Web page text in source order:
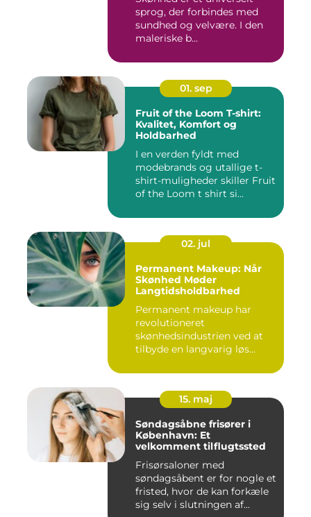
sprog, der forbindes med
sundhed og velvære. I den
maleriske b...
01. sep
Fruit of the Loom T-shirt:
Kvalitet, Komfort og
Holdbarhed
I en verden fyldt med
modebrands og utallige t-
shirt-muligheder skiller Fruit
of the Loom t shirt si...
02. jul
Permanent Makeup: Når
Skønhed Møder
Langtidsholdbarhed
Permanent makeup har
revolutioneret
skønhedsindustrien ved at
tilbyde en langvarig løs...
15. maj
Søndagsåbne frisører i
København: Et
velkomment tilflugtssted
Frisørsaloner med
søndagsåbent er for nogle et
fristed, hvor de kan forkæle
sig selv i slutningen af...